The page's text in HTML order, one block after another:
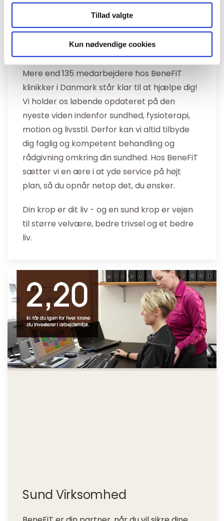
Tillad valgte
Kun nødvendige cookies
Altid faglig kompetent
Mere end 135 medarbejdere hos BeneFiT
klinikker i Danmark står klar til at hjælpe dig!
Vi holder os løbende opdateret på den
nyeste viden indenfor sundhed, fysioterapi,
motion og livsstil. Derfor kan vi altid tilbyde
dig faglig og kompetent behandling og
rådgivning omkring din sundhed. Hos BeneFiT
sætter vi en ære i at yde service på højt
plan, så du opnår netop det, du ønsker.
Din krop er dit liv - og en sund krop er vejen
til større velvære, bedre trivsel og et bedre
liv.
Sund Virksomhed